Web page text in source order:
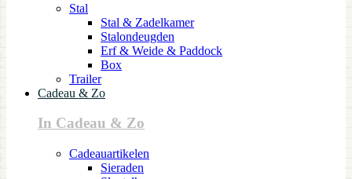
Stal
Stal & Zadelkamer
Stalondeugden
Erf & Weide & Paddock
Box
Trailer
Cadeau & Zo
In Cadeau & Zo
Cadeauartikelen
Sieraden